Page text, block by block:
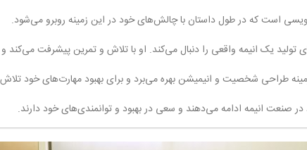
است که در طول داستان با چالش‌های خود در این زمینه روبرو می‌شود.
تولید یک انیمه واقعی را دنبال می‌کند. او با تلاش و تمرین پیشرفت
طراحی شخصیت و انیمیشن بهره می‌برد و برای بهبود مهارت‌های خود
صنعت انیمه ادامه می‌دهند و سعی در بهبود و توانمندی‌های خود دارند.